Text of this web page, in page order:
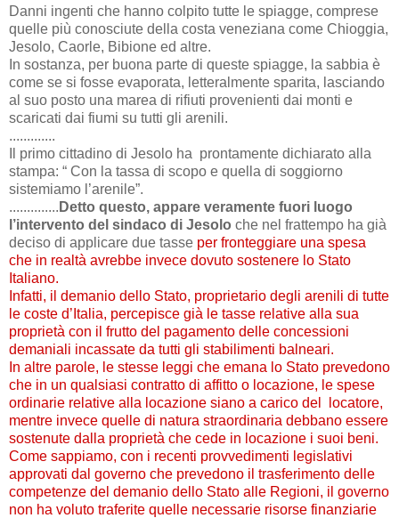
Danni ingenti che hanno colpito tutte le spiagge, comprese
quelle più conosciute della costa veneziana come Chioggia,
Jesolo, Caorle, Bibione ed altre.
In sostanza, per buona parte di queste spiagge, la sabbia è
come se si fosse evaporata, letteralmente sparita, lasciando
al suo posto una marea di rifiuti provenienti dai monti e
scaricati dai fiumi su tutti gli arenili.
.............
Il primo cittadino di Jesolo ha prontamente dichiarato alla
stampa: “ Con la tassa di scopo e quella di soggiorno
sistemiamo l’arenile”.
.............. Detto questo, appare veramente fuori luogo
l’intervento del sindaco di Jesolo che nel frattempo ha già
deciso di applicare due tasse per fronteggiare una spesa
che in realtà avrebbe invece dovuto sostenere lo Stato
Italiano.
Infatti, il demanio dello Stato, proprietario degli arenili di tutte
le coste d’Italia, percepisce già le tasse relative alla sua
proprietà con il frutto del pagamento delle concessioni
demaniali incassate da tutti gli stabilimenti balneari.
In altre parole, le stesse leggi che emana lo Stato prevedono
che in un qualsiasi contratto di affitto o locazione, le spese
ordinarie relative alla locazione siano a carico del locatore,
mentre invece quelle di natura straordinaria debbano essere
sostenute dalla proprietà che cede in locazione i suoi beni.
Come sappiamo, con i recenti provvedimenti legislativi
approvati dal governo che prevedono il trasferimento delle
competenze del demanio dello Stato alle Regioni, il governo
non ha voluto traferite quelle necessarie risorse finanziarie